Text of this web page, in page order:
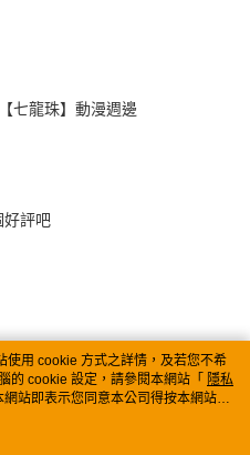
【七龍珠】動漫週邊
評吧
使用 cookie 方式之詳情，及若您不希
的 cookie 設定，請參閱本網站「 隱私
站即表示您同意本公司得按本網站使